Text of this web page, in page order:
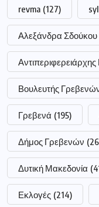
revma (127)
Αλεξάνδρα Σδούκου
Βουλευτής
Γρεβενά (195)
Δήμος Γρεβενών
Δυτική Μακεδονία
Εκλογές (214)